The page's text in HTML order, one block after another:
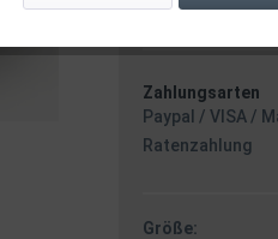
Zahlungsarten
Paypal / VISA /
Ratenzahlung
Größe: